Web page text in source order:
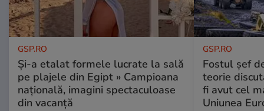
GSP.RO
Și-a etalat formele lucrate la sală
pe plajele din Egipt » Campioana
națională, imagini spectaculoase
din vacanță
GSP.RO
Fostul șef
teorie
fi avut cel
Uniunea